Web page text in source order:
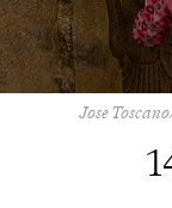
Jose